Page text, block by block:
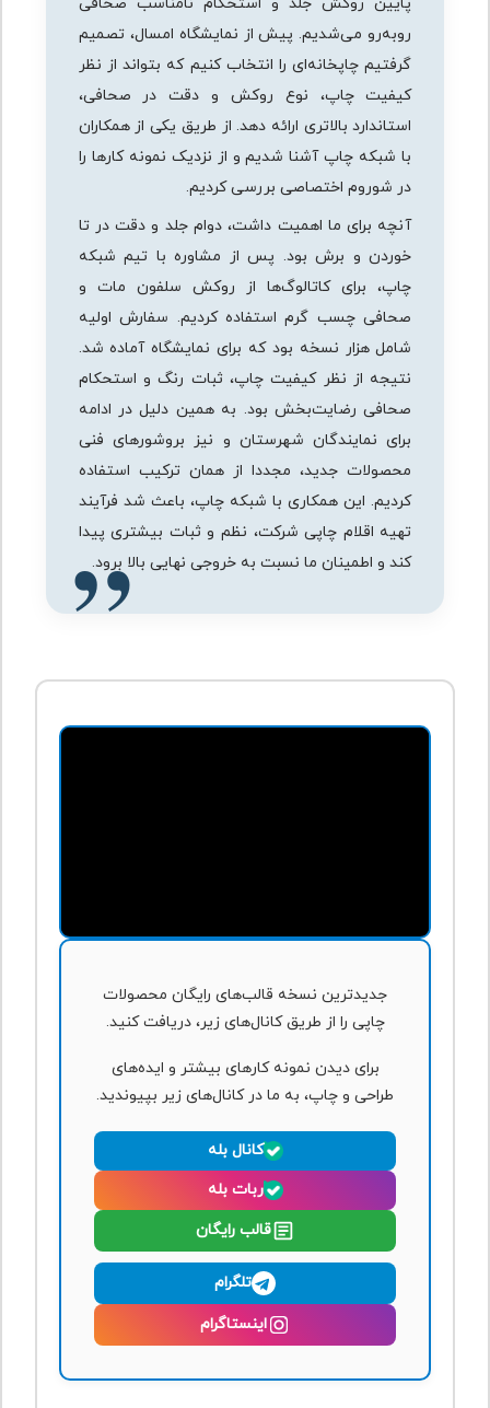
پایین روکش جلد و استحکام نامناسب صحافی
روبه‌رو می‌شدیم. پیش از نمایشگاه امسال، تصمیم
گرفتیم چاپخانه‌ای را انتخاب کنیم که بتواند از نظر
کیفیت چاپ، نوع روکش و دقت در صحافی،
استاندارد بالاتری ارائه دهد. از طریق یکی از همکاران
با شبکه چاپ آشنا شدیم و از نزدیک نمونه کارها را
در شوروم اختصاصی بررسی کردیم.
آنچه برای ما اهمیت داشت، دوام جلد و دقت در تا
خوردن و برش بود. پس از مشاوره با تیم شبکه
چاپ، برای کاتالوگ‌ها از روکش سلفون مات و
صحافی چسب گرم استفاده کردیم. سفارش اولیه
شامل هزار نسخه بود که برای نمایشگاه آماده شد.
نتیجه از نظر کیفیت چاپ، ثبات رنگ و استحکام
صحافی رضایت‌بخش بود. به همین دلیل در ادامه
برای نمایندگان شهرستان و نیز بروشورهای فنی
محصولات جدید، مجددا از همان ترکیب استفاده
کردیم. این همکاری با شبکه چاپ، باعث شد فرآیند
تهیه اقلام چاپی شرکت، نظم و ثبات بیشتری پیدا
کند و اطمینان ما نسبت به خروجی نهایی بالا برود.
جدیدترین نسخه قالب‌های رایگان محصولات
چاپی را از طریق کانال‌های زیر، دریافت کنید.
برای دیدن نمونه کارهای بیشتر و ایده‌های
طراحی و چاپ، به ما در کانال‌های زیر بپیوندید.
کانال بله
ربات بله
قالب رایگان
تلگرام
اینستاگرام